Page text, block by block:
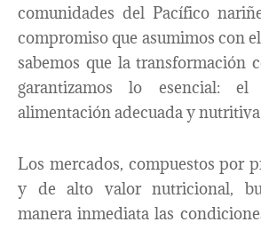
comunidades del Pacífico
compromiso que asumimos con
sabemos que la transformación
garantizamos lo esencial:
alimentación adecuada y
Los mercados, compuestos por
y de alto valor nutricional,
manera inmediata las